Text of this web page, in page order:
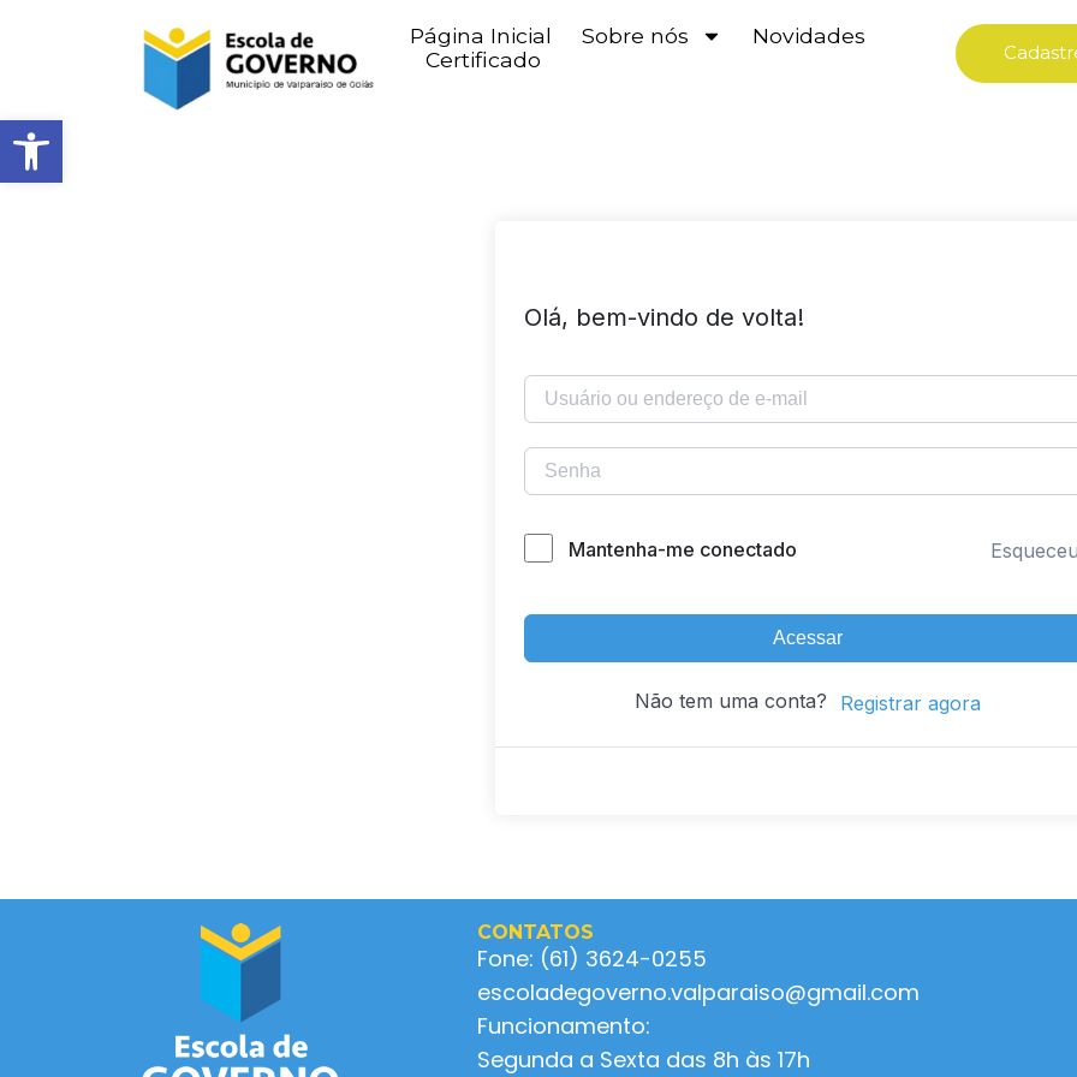
Abrir barra de ferramentas
Página Inicial Sobre nós
Novidades
Certificado
Olá, bem-vindo de volta!
Mantenha-me conectado
Acessar
Não tem uma conta? Registrar agora
CONTATOS
Fone: (61) 3624-0255
escoladegoverno.valparaiso@gmail.com
Funcionamento:
Segunda a Sexta das 8h às 17h